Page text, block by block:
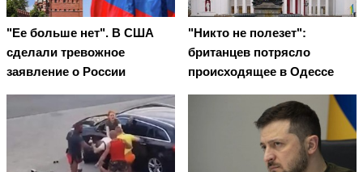
"Ее больше нет". В США
сделали тревожное
заявление о России
"Никто не полезет":
британцев потрясло
происходящее в Одессе